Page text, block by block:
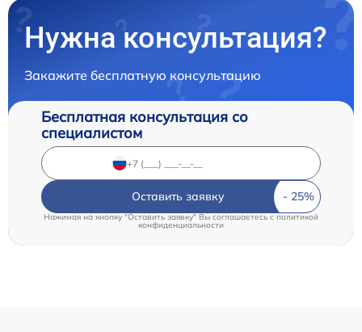
Нужна консультация?
Закажите бесплатную консультацию
Бесплатная консультация со
специалистом
Оставить заявку
Нажимая на кнопку "Оставить заявку" Вы соглашаетесь c политикой
конфиденциальности